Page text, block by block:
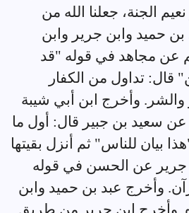
الجنة، جعلنا الله من
بن حميد وابن جرير وابن
عن مجاهد في قوله "قد
تداول من الكفار
والشر. وأخرج ابن أبي شيبة
سعيد بن جبير قال: أول ما
بيان للناس" ثم أنزل بقيتها
جرير عن الحسن في قوله
وأخرج عبد بن حميد وابن